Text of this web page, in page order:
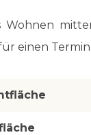
Wohnen
einen